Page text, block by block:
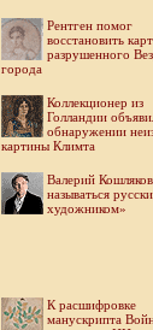
Рентген помог
восстановить
разрушенного
города
Коллекционер из
Голландии
обнаружении
картины Климта
Валерий
называться
художником»
К расшифровке
манускрипта